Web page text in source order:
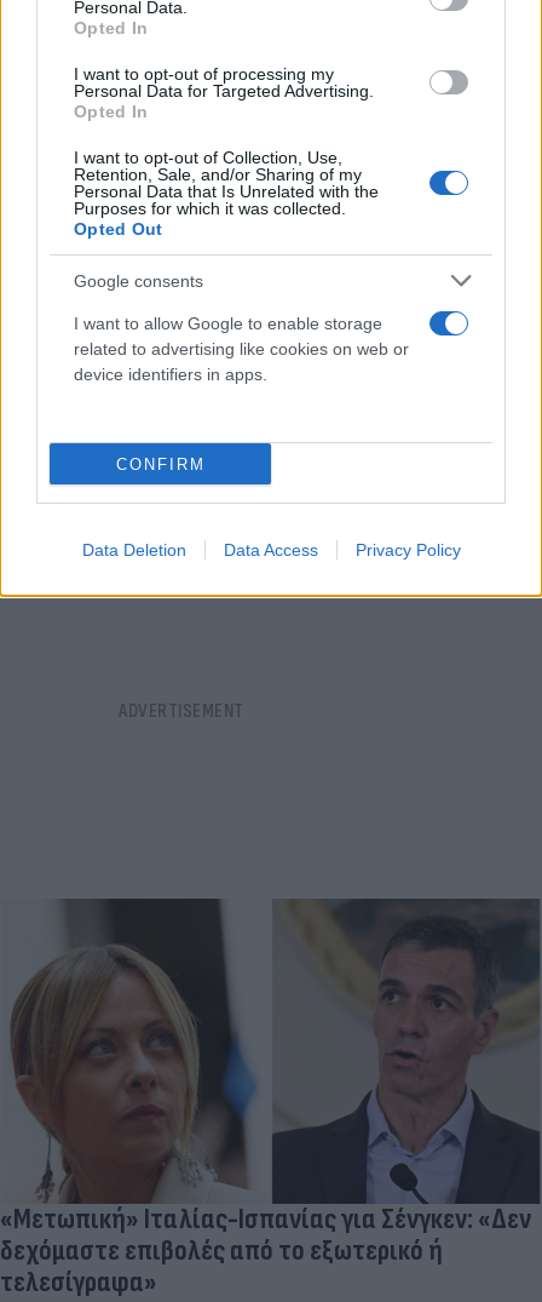
Personal Data.
Opted In
I want to opt-out of processing my
Personal Data for Targeted Advertising.
Opted In
I want to opt-out of Collection, Use,
Retention, Sale, and/or Sharing of my
Personal Data that Is Unrelated with the
Purposes for which it was collected.
Opted Out
Google consents
I want to allow Google to enable storage
related to advertising like cookies on web or
device identifiers in apps.
CONFIRM
Data Deletion Data Access Privacy Policy
Σέρρες: «Κάτι απέσπασε την προσοχή του
οδηγού»
«Μετωπική» Ιταλίας-Ισπανίας για Σένγκεν: «Δεν
δεχόμαστε επιβολές από το εξωτερικό ή
τελεσίγραφα»